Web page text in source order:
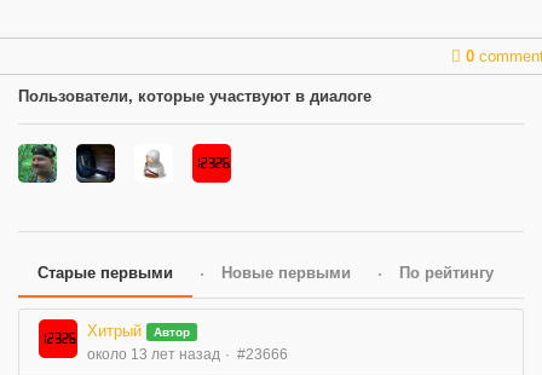
0
Пользователи, которые участвуют в диалоге
Старые первыми Новые первыми По рейтингу
Хитрый Автор
около 13 лет назад #23666